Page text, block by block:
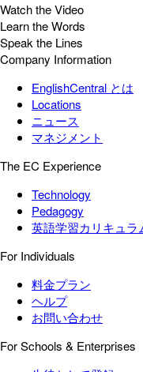
Watch the Video
Learn the Words
Speak the Lines
Company Information
EnglishCentral とは
Locations
ニュース
マネジメント
The EC Experience
Technology
Pedagogy
英語学習カリキュラ
For Individuals
料金プラン
ヘルプ
お問い合わせ
For Schools & Enterprises